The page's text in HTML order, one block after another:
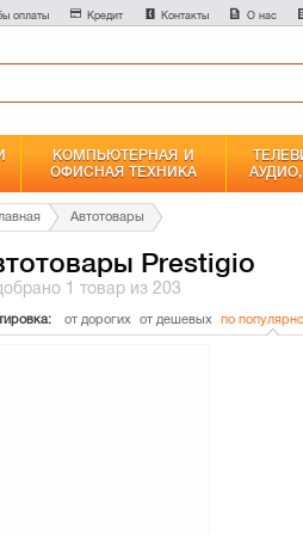
оплаты Кредит Контакты О нас
КОМПЬЮТЕРНАЯ И
ОФИСНАЯ ТЕХНИКА
Автотовары
Prestigio
1 товар из 203
от дорогих от дешевых по